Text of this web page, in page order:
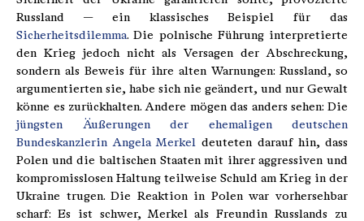
Russland — ein klassisches Beispiel für das
Sicherheitsdilemma. Die polnische Führung interpretierte
den Krieg jedoch nicht als Versagen der Abschreckung,
sondern als Beweis für ihre alten Warnungen: Russland, so
argumentierten sie, habe sich nie geändert, und nur Gewalt
könne es zurückhalten. Andere mögen das anders sehen: Die
jüngsten Äußerungen der ehemaligen deutschen
Bundeskanzlerin Angela Merkel deuteten darauf hin, dass
Polen und die baltischen Staaten mit ihrer aggressiven und
kompromisslosen Haltung teilweise Schuld am Krieg in der
Ukraine trugen. Die Reaktion in Polen war vorhersehbar
scharf: Es ist schwer, Merkel als Freundin Russlands zu